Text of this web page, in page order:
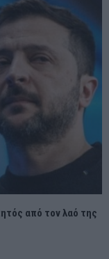
από τον λαό της